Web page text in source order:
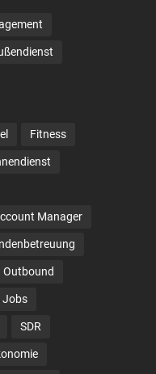
Fitness
Manager
Outbound
Jobs
SDR